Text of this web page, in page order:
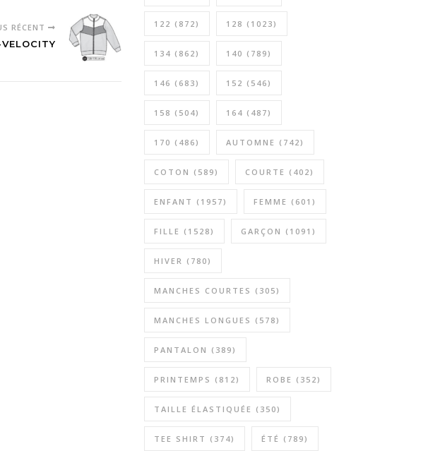
RÉCENT 122 (872) 128 (1023)
134 (862) 140 (789)
146 (683) 152 (546)
158 (504) 164 (487)
170 (486) AUTOMNE (742)
COTON (589) COURTE (402)
ENFANT (1957) FEMME (601)
FILLE (1528) GARÇON (1091)
HIVER (780)
MANCHES COURTES (305)
MANCHES LONGUES (578)
PANTALON (389)
PRINTEMPS (812) ROBE (352)
TAILLE ÉLASTIQUÉE (350)
TEE SHIRT (374) ÉTÉ (789)